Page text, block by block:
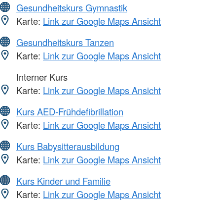
Gesundheitskurs Gymnastik
Karte: Link zur Google Maps Ansicht
Gesundheitskurs Tanzen
Karte: Link zur Google Maps Ansicht
Interner Kurs
Karte: Link zur Google Maps Ansicht
Kurs AED-Frühdefibrillation
Karte: Link zur Google Maps Ansicht
Kurs Babysitterausbildung
Karte: Link zur Google Maps Ansicht
Kurs Kinder und Familie
Karte: Link zur Google Maps Ansicht